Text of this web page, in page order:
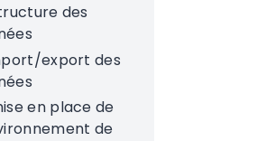
des
export des
en place de
de